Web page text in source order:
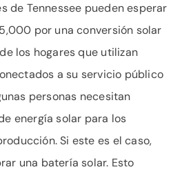
de Tennessee pueden esperar
por una conversión solar
los hogares que utilizan
a su servicio público
personas necesitan
energía solar para los
Si este es el caso,
una batería solar. Esto